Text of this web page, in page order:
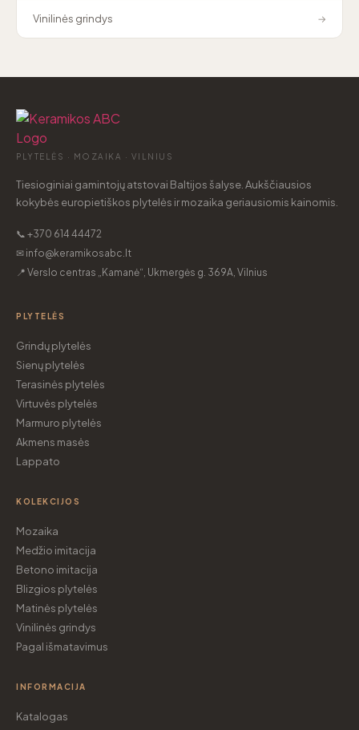
Vinilinės grindys →
PLYTELĖS · MOZAIKA · VILNIUS
Tiesioginiai gamintojų atstovai Baltijos šalyse. Aukščiausios
kokybės europietiškos plytelės ir mozaika geriausiomis kainomis.
📞 +370 614 44472
✉ info@keramikosabc.lt
📍 Verslo centras „Kamanė“, Ukmergės g. 369A, Vilnius
PLYTELĖS
Grindų plytelės
Sienų plytelės
Terasinės plytelės
Virtuvės plytelės
Marmuro plytelės
Akmens masės
Lappato
KOLEKCIJOS
Mozaika
Medžio imitacija
Betono imitacija
Blizgios plytelės
Matinės plytelės
Vinilinės grindys
Pagal išmatavimus
INFORMACIJA
Katalogas